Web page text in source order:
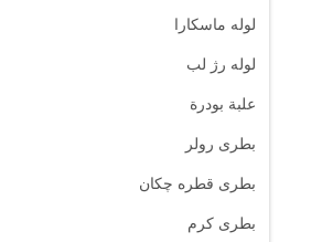
لوله ماسکارا
لوله رژ لب
علبة بودرة
بطری رولر
بطری قطره چکان
بطری کرم